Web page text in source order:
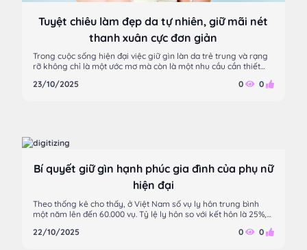
Tuyệt chiêu làm đẹp da tự nhiên, giữ mãi nét
thanh xuân cực đơn giản
Trong cuộc sống hiện đại việc giữ gìn làn da trẻ trung và rạng
rỡ không chỉ là một ước mơ mà còn là một nhu cầu cần thiết
ánh sức khỏe và tâm trạng tổng thể của mỗi người
23/10/2025 0 0
Bí quyết giữ gìn hạnh phúc gia đình của phụ nữ
hiện đại
Theo thống kê cho thấy, ở Việt Nam số vụ ly hôn trung bình
một năm lên đến 60.000 vụ. Tỷ lệ ly hôn so với kết hôn là 25%,
khi người đứng đơn ly hôn 75% là phụ nữ.
22/10/2025 0 0